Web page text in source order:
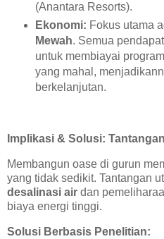
(Anantara Resorts).
Ekonomi: Fokus utama
Mewah. Semua
untuk membiayai
yang mahal,
berkelanjutan.
Implikasi & Solusi:
Membangun oase di gurun
yang tidak sedikit. Tantangan
desalinasi air dan
biaya energi tinggi.
Solusi Berbasis Penelitian: